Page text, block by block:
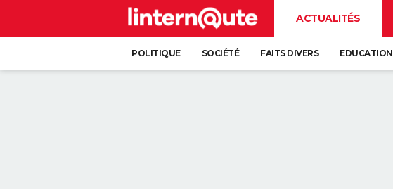
ACTUALITÉS
POLITIQUE SOCIÉTÉ FAITS DIVERS EDUCATION